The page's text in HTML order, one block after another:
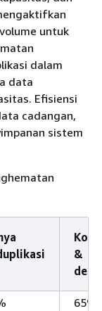
untuk
dalam
data
Efisiensi
cadangan,
sistem
&
65%